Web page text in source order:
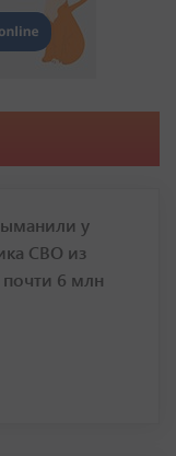
у
СВО из
6 млн